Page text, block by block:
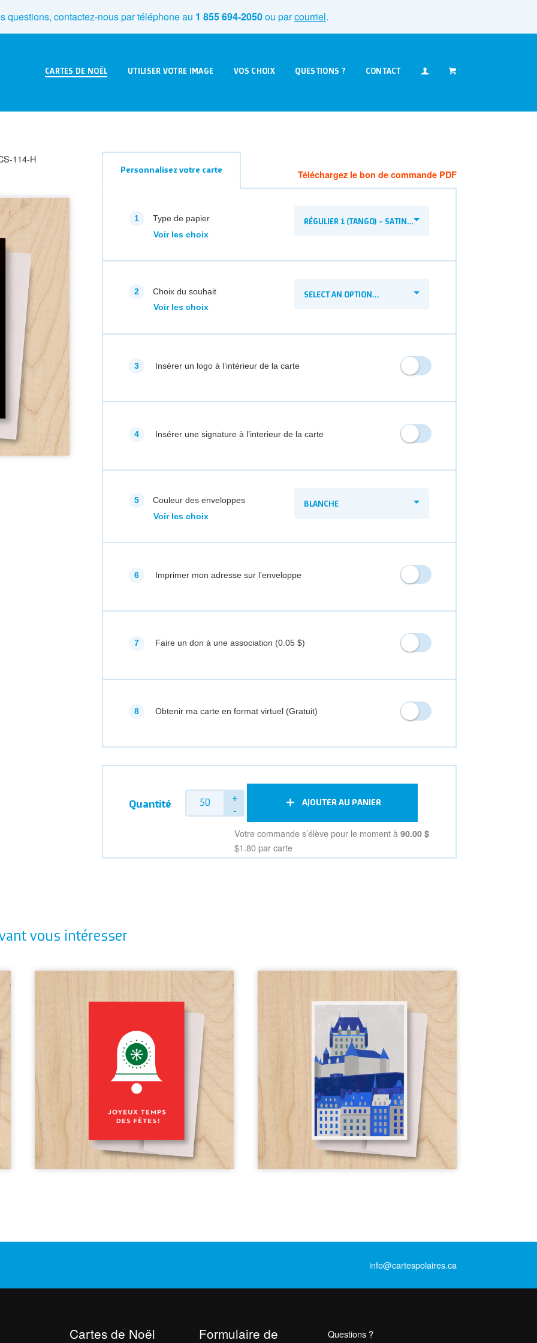
questions, contactez-nous par téléphone au 1 855 694-2050ou parcourriel.
CARTES DE NOËL UTILISER VOTRE IMAGE VOS CHOIX QUESTIONS ? CONTACT
114-H
Personnalisez votre carte Téléchargez le bon de commande PDF
Type de papier
Voir les choix
RÉGULIER 1 (TANGO) – SATINÉ 1 CÔTÉ, 12 PTS
Choix du souhait
Voir les choix
SELECT AN OPTION...
Insérer un logo à l’intérieur de la carte
Insérer une signature à l’interieur de la carte
Couleur des enveloppes
Voir les choix
BLANCHE
Imprimer mon adresse sur l’enveloppe
Faire un don à une association (0.05 $)
Obtenir ma carte en format virtuel (Gratuit)
Quantité
$1.80
90.00 $
AJOUTER AU PANIER
vous intéresser
info@cartespolaires.ca
Cartes de Noël Formulaire de Questions ?